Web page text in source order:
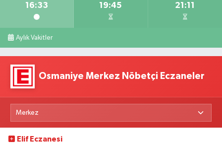
16:33 19:45 21:11
Aylık Vakitler
Osmaniye Merkez Nöbetçi Eczaneler
Elif Eczanesi